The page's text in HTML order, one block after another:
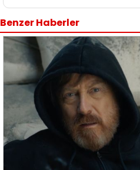
Benzer Haberler